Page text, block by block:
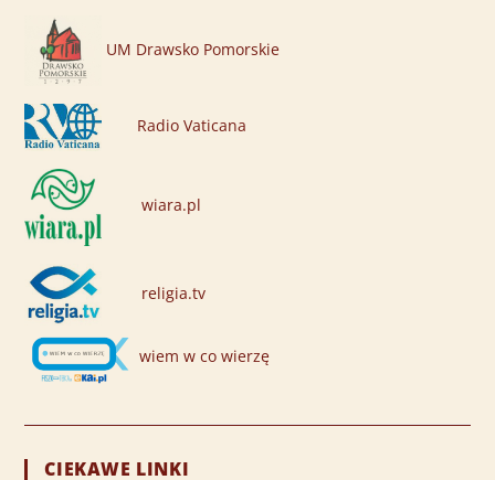
UM Drawsko Pomorskie
Radio Vaticana
wiara.pl
religia.tv
wiem w co wierzę
CIEKAWE LINKI